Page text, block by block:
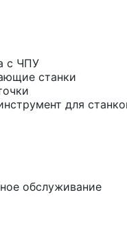
с ЧПУ
станки
для
обслуживание